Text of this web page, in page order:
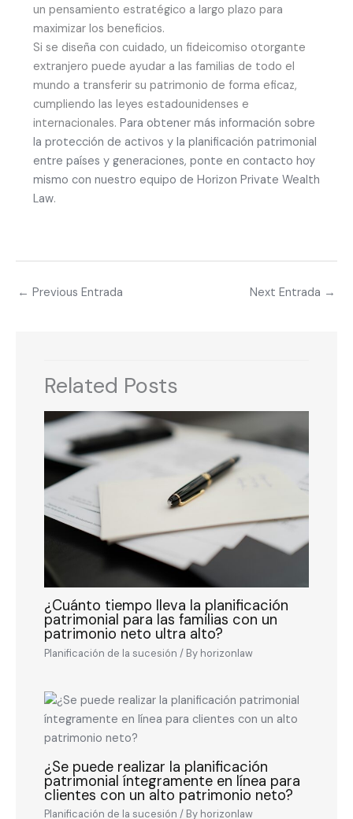
un pensamiento estratégico a largo plazo para
maximizar los beneficios.
Si se diseña con cuidado, un fideicomiso otorgante
extranjero puede ayudar a las familias de todo el
mundo a transferir su patrimonio de forma eficaz,
cumpliendo las leyes estadounidenses e
internacionales. Para obtener más información sobre
la protección de activos y la planificación patrimonial
entre países y generaciones, ponte en contacto hoy
mismo con nuestro equipo de Horizon Private Wealth
Law.
← Previous Entrada Next Entrada →
Related Posts
¿Cuánto tiempo lleva la planificación
patrimonial para las familias con un
patrimonio neto ultra alto?
Planificación de la sucesión / By horizonlaw
¿Se puede realizar la planificación
patrimonial íntegramente en línea para
clientes con un alto patrimonio neto?
Planificación de la sucesión / By horizonlaw